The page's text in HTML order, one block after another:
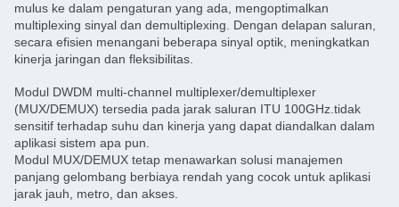
mulus ke dalam pengaturan yang ada, mengoptimalkan
multiplexing sinyal dan demultiplexing. Dengan delapan saluran,
secara efisien menangani beberapa sinyal optik, meningkatkan
kinerja jaringan dan fleksibilitas.
Modul DWDM multi-channel multiplexer/demultiplexer
(MUX/DEMUX) tersedia pada jarak saluran ITU 100GHz.tidak
sensitif terhadap suhu dan kinerja yang dapat diandalkan dalam
aplikasi sistem apa pun.
Modul MUX/DEMUX tetap menawarkan solusi manajemen
panjang gelombang berbiaya rendah yang cocok untuk aplikasi
jarak jauh, metro, dan akses.